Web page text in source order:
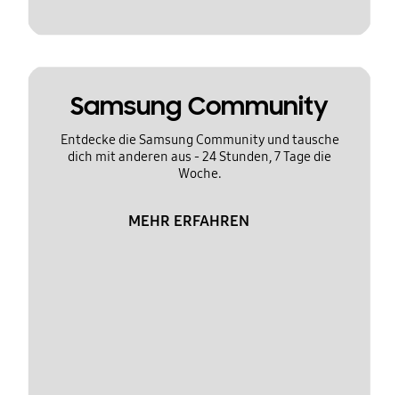
Samsung Community
Entdecke die Samsung Community und tausche
dich mit anderen aus - 24 Stunden, 7 Tage die
Woche.
MEHR ERFAHREN